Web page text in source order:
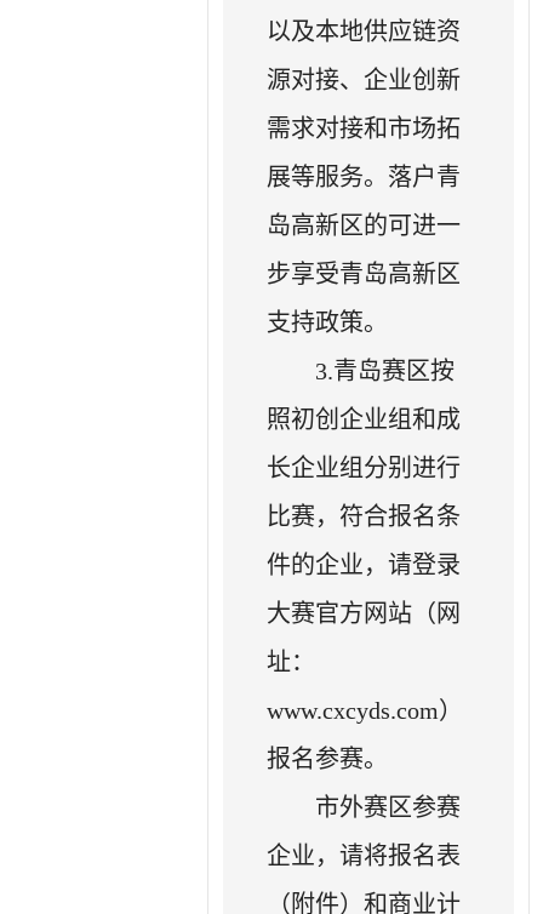
以及本地供应链资
源对接、企业创新
需求对接和市场拓
展等服务。落户青
岛高新区的可进一
步享受青岛高新区
支持政策。
3.青岛赛区按
照初创企业组和成
长企业组分别进行
比赛，符合报名条
件的企业，请登录
大赛官方网站（网
址：
www.cxcyds.com）
报名参赛。
市外赛区参赛
企业，请将报名表
（附件）和商业计